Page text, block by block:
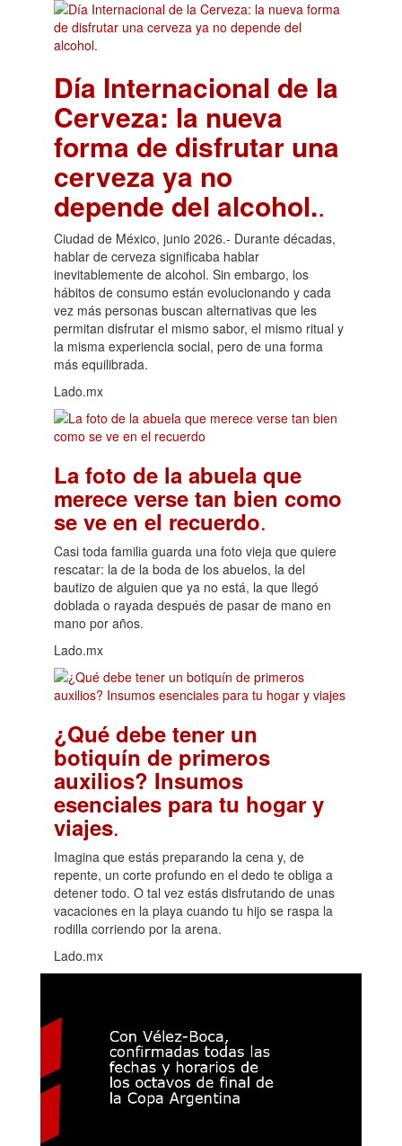
Día Internacional de la
Cerveza: la nueva
forma de disfrutar una
cerveza ya no
depende del alcohol..
Ciudad de México, junio 2026.- Durante décadas,
hablar de cerveza significaba hablar
inevitablemente de alcohol. Sin embargo, los
hábitos de consumo están evolucionando y cada
vez más personas buscan alternativas que les
permitan disfrutar el mismo sabor, el mismo ritual y
la misma experiencia social, pero de una forma
más equilibrada.
Lado.mx
La foto de la abuela que
merece verse tan bien como
se ve en el recuerdo.
Casi toda familia guarda una foto vieja que quiere
rescatar: la de la boda de los abuelos, la del
bautizo de alguien que ya no está, la que llegó
doblada o rayada después de pasar de mano en
mano por años.
Lado.mx
¿Qué debe tener un
botiquín de primeros
auxilios? Insumos
esenciales para tu hogar y
viajes.
Imagina que estás preparando la cena y, de
repente, un corte profundo en el dedo te obliga a
detener todo. O tal vez estás disfrutando de unas
vacaciones en la playa cuando tu hijo se raspa la
rodilla corriendo por la arena.
Lado.mx